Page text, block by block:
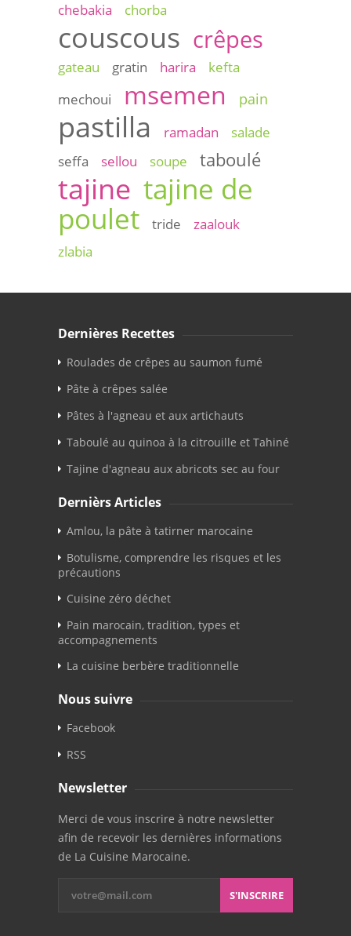
chebakia
chorba
couscous crêpes
gateau gratin harira
kefta
mechoui
msemen pain
pastilla ramadan
salade
seffa
sellou soupe taboulé
tajine tajine de
poulet
tride
zaalouk
zlabia
Dernières Recettes
Roulades de crêpes au saumon fumé
Pâte à crêpes salée
Pâtes à l'agneau et aux artichauts
Taboulé au quinoa à la citrouille et Tahiné
Tajine d'agneau aux abricots sec au four
Dernièrs Articles
Amlou, la pâte à tatirner marocaine
Botulisme, comprendre les risques et les
précautions
Cuisine zéro déchet
Pain marocain, tradition, types et
accompagnements
La cuisine berbère traditionnelle
Nous suivre
Facebook
RSS
Newsletter
Merci de vous inscrire à notre newsletter
afin de recevoir les dernières informations
de La Cuisine Marocaine.
S'INSCRIRE